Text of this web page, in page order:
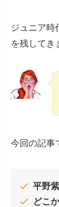
ジュニア時
を残してき
今回の記事
平野
どこ